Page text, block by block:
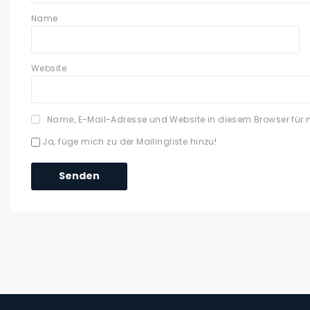
Name
Website
Name, E-Mail-Adresse und Website in diesem Browser
Ja, füge mich zu der Mailingliste hinzu!